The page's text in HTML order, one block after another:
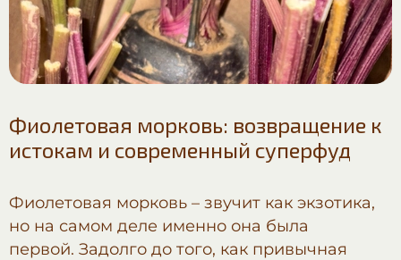
Фиолетовая морковь: возвращение к
истокам и современный суперфуд
Фиолетовая морковь – звучит как экзотика,
но на самом деле именно она была
первой. Задолго до того, как привычная